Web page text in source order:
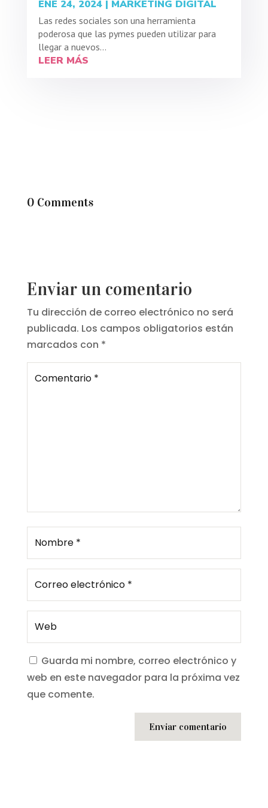
ENE 24, 2024| MARKETING DIGITAL
Las redes sociales son una herramienta
poderosa que las pymes pueden utilizar para
llegar a nuevos...
LEER MÁS
0 Comments
Enviar un comentario
Tu dirección de correo electrónico no será
publicada. Los campos obligatorios están
marcados con *
Guarda mi nombre, correo electrónico y
web en este navegador para la próxima vez
que comente.
Enviar comentario